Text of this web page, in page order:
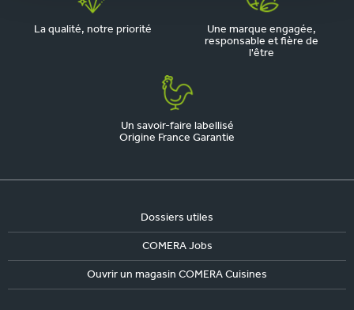
La qualité, notre priorité
Une marque engagée,
responsable et fière de
l'être
Un savoir-faire labellisé
Origine France Garantie
Dossiers utiles
COMERA Jobs
Ouvrir un magasin COMERA Cuisines